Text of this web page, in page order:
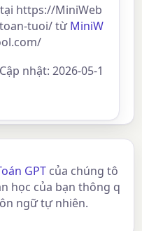
tại https://MiniWeb
tuoi/ từMiniW
nhật: 2026-05-1
GPT của chúng tô
học của bạn thông q
ngữ tự nhiên.